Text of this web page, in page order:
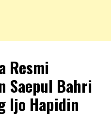
Resmi
Saepul Bahri
Ijo Hapidin